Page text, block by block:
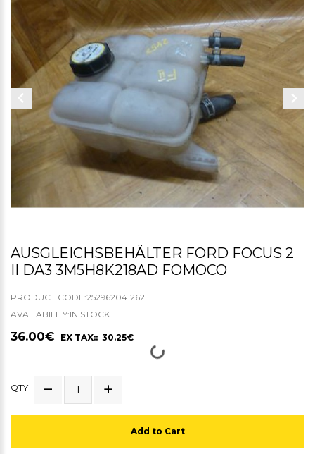
AUSGLEICHSBEHÄLTER FORD FOCUS 2
II DA3 3M5H8K218AD FOMOCO
PRODUCT CODE:252962041262
AVAILABILITY:IN STOCK
36.00€ EX TAX:: 30.25€
QTY
Add to Cart